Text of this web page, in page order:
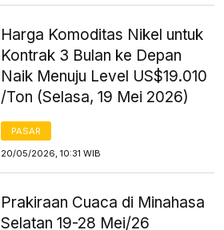
Harga Komoditas Nikel untuk
Kontrak 3 Bulan ke Depan
Naik Menuju Level US$19.010
/Ton (Selasa, 19 Mei 2026)
PASAR
20/05/2026, 10:31 WIB
Prakiraan Cuaca di Minahasa
Selatan 19-28 Mei/26